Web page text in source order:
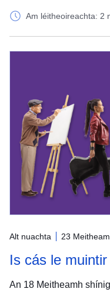
Am léitheoireachta: 2
Alt nuachta 23
Is cás le
An 18 Meitheamh